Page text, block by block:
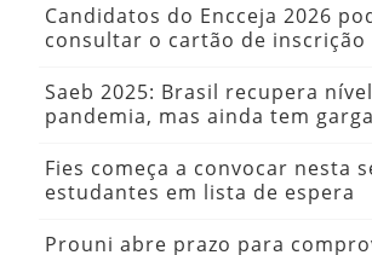
Candidatos do Encceja 2026
consultar o cartão de inscrição
Saeb 2025: Brasil recupera
pandemia, mas ainda tem
Fies começa a convocar nesta
estudantes em lista de espera
Prouni abre prazo para